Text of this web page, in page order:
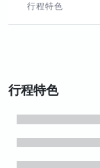
行程特色
行程特色